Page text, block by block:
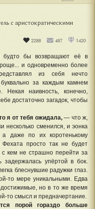
с аристократическими
2288 487 1420
будто бы возвращают её в
и одновременно более
из себя нечто
за каждым камнем
Некая наивность, конечно,
достаточно загадок, чтобы
я от тебя ожидала,— что ж,
несколько сменился, и эонка
а даже по их коротенькому
Фехата просто так не будет
с кем не страшно перейти за
упёртой в бок.
блеснувшие радужки глаз.
то мере уникальными. Едва
но в то же время
то смысл и предначертание.
порой гораздо больше